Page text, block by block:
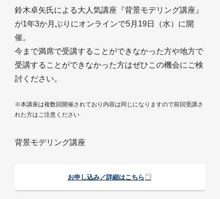
鈴木卓矢氏による大人気講座『背景モデリング講座』
が1年3か月ぶりにオンラインで5月19日（水）に開
催。
今まで満席で受講することができなかった方や地方で
受講することができなかった方はぜひこの機会にご検
討ください。
※本講座は複数回開催されており内容は同じになりますので前回受講さ
れた方はご注意ください
背景モデリング講座
お申し込み／詳細はこちら